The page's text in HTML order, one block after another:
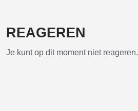
REAGEREN
Je kunt op dit moment niet reageren.